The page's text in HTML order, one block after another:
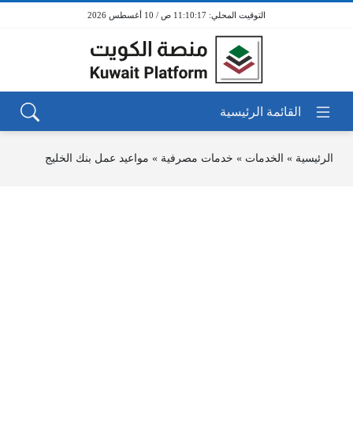
11:10:17 ص / 10 أغسطس 2026
الرئيسية » الخدمات » خدمات مصرفية » مواعيد عمل بنك الخليج